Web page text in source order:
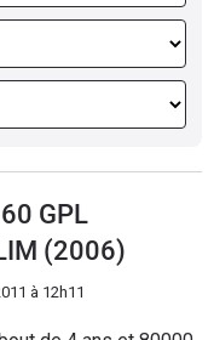
GPL
(2006)
à 12h11